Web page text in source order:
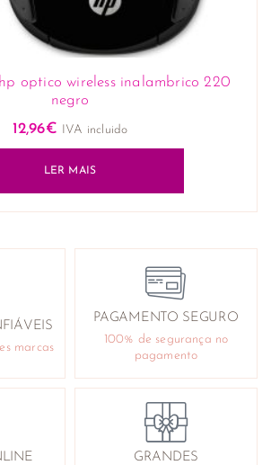
optico wireless inalambrico 220
negro
12,96€ IVA incluido
LER MAIS
marcas
PAGAMENTO SEGURO
100% de segurança no
pagamento
GRANDES